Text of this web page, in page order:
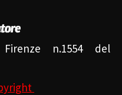
Firenze n.1554 del